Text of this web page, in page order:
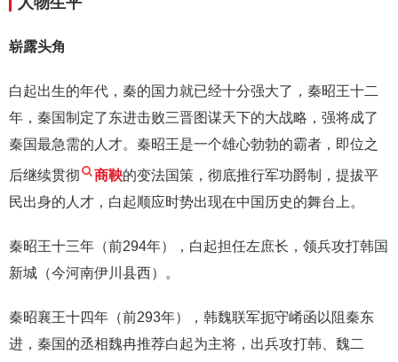
崭露头角
白起出生的年代，秦的国力就已经十分强大了，秦昭王十二
年，秦国制定了东进击败三晋图谋天下的大战略，强将成了
秦国最急需的人才。秦昭王是一个雄心勃勃的霸者，即位之
后继续贯彻 商鞅的变法国策，彻底推行军功爵制，提拔平
民出身的人才，白起顺应时势出现在中国历史的舞台上。
秦昭王十三年（前294年），白起担任左庶长，领兵攻打韩国
新城（今河南伊川县西）。
秦昭襄王十四年（前293年），韩魏联军扼守崤函以阻秦东
进，秦国的丞相魏冉推荐白起为主将，出兵攻打韩、魏二